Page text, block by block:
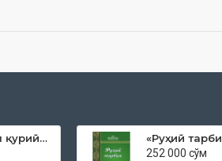
«Дока рўмол қачон қурийди»
252 000 сўм